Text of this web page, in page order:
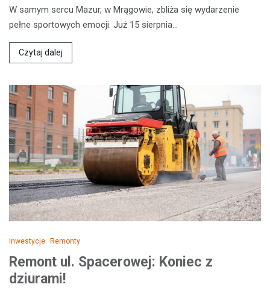
W samym sercu Mazur, w Mrągowie, zbliża się wydarzenie
pełne sportowych emocji. Już 15 sierpnia…
Czytaj dalej
Inwestycje Remonty
Remont ul. Spacerowej: Koniec z
dziurami!